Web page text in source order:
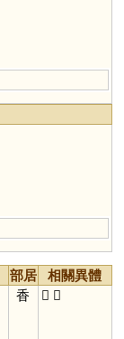
部居
相關異體
香 𪏰 𥞌